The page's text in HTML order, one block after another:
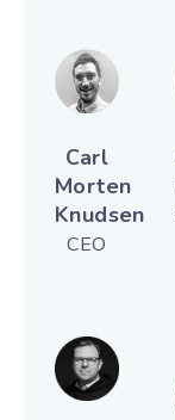
Carl
Morten
Knudsen
CEO